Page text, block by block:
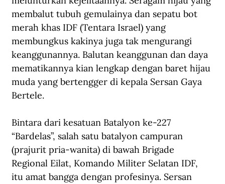
membalut tubuh gemulainya dan sepatu bot
merah khas IDF (Tentara Israel) yang
membungkus kakinya juga tak mengurangi
keanggunannya. Balutan keanggunan dan daya
mematikannya kian lengkap dengan baret hijau
muda yang bertengger di kepala Sersan Gaya
Bertele.
Bintara dari kesatuan Batalyon ke-227
“Bardelas”, salah satu batalyon campuran
(prajurit pria-wanita) di bawah Brigade
Regional Eilat, Komando Militer Selatan IDF,
itu amat bangga dengan profesinya. Sersan